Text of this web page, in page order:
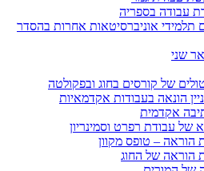
עבודה בספריה
תלמידי אוניברסיטאות אחרות בהסדר
שני
של קורסים בחוג ובפקולטה
הונאה בעבודות אקדמאיות
אקדמית
של עבודת רפרט וסמינריון
הוראה – טופס מקוון
הוראה של החוג